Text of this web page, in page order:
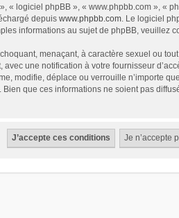
logiciel phpBB », « www.phpbb.com », «
depuis www.phpbb.com. Le logiciel
informations au sujet de phpBB, veuillez
menaçant, à caractère sexuel ou
une notification à votre fournisseur
modifie, déplace ou verrouille n’importe
que ces informations ne soient pas